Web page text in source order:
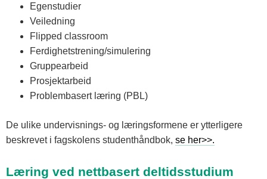
Egenstudier
Veiledning
Flipped classroom
Ferdighetstrening/simulering
Gruppearbeid
Prosjektarbeid
Problembasert læring (PBL)
De ulike undervisnings- og læringsformene er ytterligere
beskrevet i fagskolens studenthåndbok, se her>>.
Læring ved nettbasert deltidsstudium